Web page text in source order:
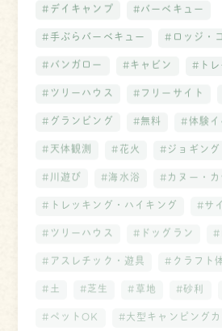
#デイキャンプ #バーベキュー
#手ぶらバーベキュー #ロッジ・
#バンガロー #キャビン #トレ
#ツリーハウス #フリーサイト
#グランピング #無料 #体験イ
#天体観測 #花火 #ジョギング
#川遊び #海水浴 #カヌー・カ
#トレッキング・ハイキング #サ
#ツリーハウス #ドッグラン #
#アスレチック・遊具 #クラフト
#土 #芝生 #草地 #砂利
#ペットOK #大型キャンピング